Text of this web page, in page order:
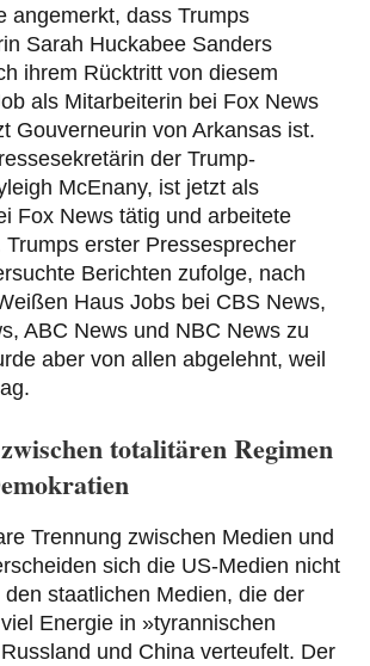
angemerkt, dass Trumps
Sarah Huckabee Sanders
ihrem Rücktritt von diesem
als Mitarbeiterin bei Fox News
Gouverneurin von Arkansas ist.
der Trump-
McEnany, ist jetzt als
Fox News tätig und arbeitete
erster Pressesprecher
Berichten zufolge, nach
Haus Jobs bei CBS News,
ABC News und NBC News zu
aber von allen abgelehnt, weil
totalitären Regimen
Trennung zwischen Medien und
sich die US-Medien nicht
staatlichen Medien, die der
Energie in »tyrannischen
und China verteufelt. Der